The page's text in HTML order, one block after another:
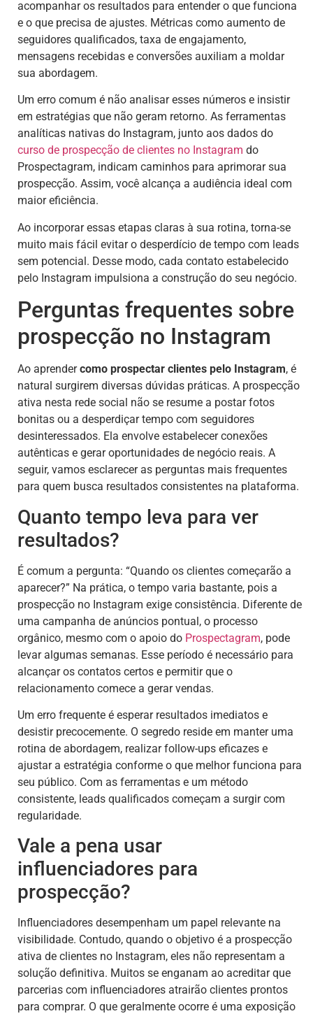
acompanhar os resultados para entender o que funciona
e o que precisa de ajustes. Métricas como aumento de
seguidores qualificados, taxa de engajamento,
mensagens recebidas e conversões auxiliam a moldar
sua abordagem.
Um erro comum é não analisar esses números e insistir
em estratégias que não geram retorno. As ferramentas
analíticas nativas do Instagram, junto aos dados do
curso de prospecção de clientes no Instagram do
Prospectagram, indicam caminhos para aprimorar sua
prospecção. Assim, você alcança a audiência ideal com
maior eficiência.
Ao incorporar essas etapas claras à sua rotina, torna-se
muito mais fácil evitar o desperdício de tempo com leads
sem potencial. Desse modo, cada contato estabelecido
pelo Instagram impulsiona a construção do seu negócio.
Perguntas frequentes sobre
prospecção no Instagram
Ao aprendercomo prospectar clientes pelo Instagram, é
natural surgirem diversas dúvidas práticas. A prospecção
ativa nesta rede social não se resume a postar fotos
bonitas ou a desperdiçar tempo com seguidores
desinteressados. Ela envolve estabelecer conexões
autênticas e gerar oportunidades de negócio reais. A
seguir, vamos esclarecer as perguntas mais frequentes
para quem busca resultados consistentes na plataforma.
Quanto tempo leva para ver
resultados?
É comum a pergunta: “Quando os clientes começarão a
aparecer?” Na prática, o tempo varia bastante, pois a
prospecção no Instagram exige consistência. Diferente de
uma campanha de anúncios pontual, o processo
orgânico, mesmo com o apoio do Prospectagram, pode
levar algumas semanas. Esse período é necessário para
alcançar os contatos certos e permitir que o
relacionamento comece a gerar vendas.
Um erro frequente é esperar resultados imediatos e
desistir precocemente. O segredo reside em manter uma
rotina de abordagem, realizar follow-ups eficazes e
ajustar a estratégia conforme o que melhor funciona para
seu público. Com as ferramentas e um método
consistente, leads qualificados começam a surgir com
regularidade.
Vale a pena usar
influenciadores para
prospecção?
Influenciadores desempenham um papel relevante na
visibilidade. Contudo, quando o objetivo é a prospecção
ativa de clientes no Instagram, eles não representam a
solução definitiva. Muitos se enganam ao acreditar que
parcerias com influenciadores atrairão clientes prontos
para comprar. O que geralmente ocorre é uma exposição